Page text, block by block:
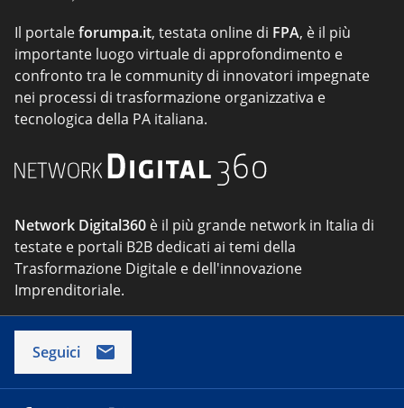
Il portaleforumpa.it, testata online di FPA, è il più
importante luogo virtuale di approfondimento e
confronto tra le community di innovatori impegnate
nei processi di trasformazione organizzativa e
tecnologica della PA italiana.
Network Digital360 è il più grande network in Italia di
testate e portali B2B dedicati ai temi della
Trasformazione Digitale e dell'innovazione
Imprenditoriale.
Seguici